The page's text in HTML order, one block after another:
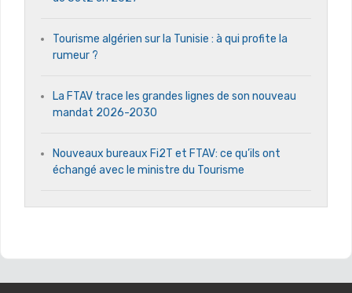
Tourisme algérien sur la Tunisie : à qui profite la
rumeur ?
La FTAV trace les grandes lignes de son nouveau
mandat 2026-2030
Nouveaux bureaux Fi2T et FTAV: ce qu’ils ont
échangé avec le ministre du Tourisme